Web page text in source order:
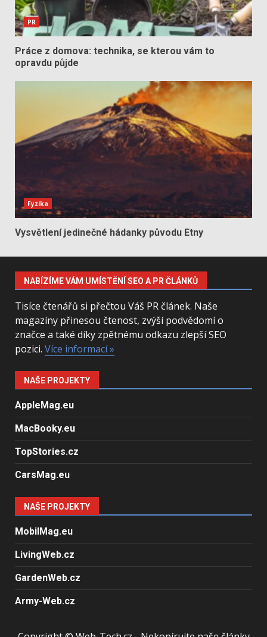
PR
Práce z domova: technika, se kterou vám to
opravdu půjde
Fyzika
Vysvětlení jedinečné hádanky původu Etny
NABÍZÍME VÁM UMÍSTĚNÍ SEO A PR ČLÁNKŮ
Tisíce čtenářů si přečtou Váš PR článek. Naše
magazíny přinesou čtenost, zvýší podvědomí o
značce a také díky zpětnému odkazu zlepší SEO
pozici. Více informací »
NAŠE PROJEKTY
AppleMag.eu
MacBooky.eu
TopStories.cz
CarsMag.eu
NAŠE PROJEKTY
MobilMag.eu
LivingWeb.cz
GardenWeb.cz
Army-Web.cz